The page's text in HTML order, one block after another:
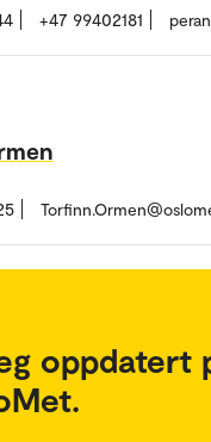
+47 99402181
oppdatert